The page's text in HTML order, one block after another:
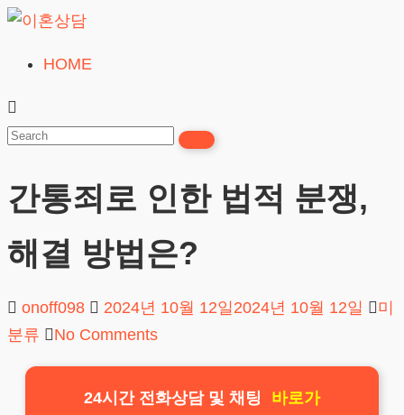
Skip
content
혼
상
24시간365일
HOME
간통죄로 인한 법적 분쟁,
해결 방법은?
onoff098 2024년 10월 12일 2024년 10월 12일
미
분류
No Comments
24시간 전화상담 및 채팅
바로가